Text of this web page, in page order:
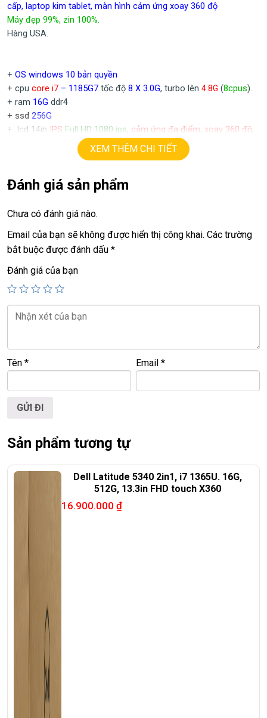
cấp, laptop kim tablet, màn hình cảm ứng xoay 360 độ
Máy đẹp 99%, zin 100%.
Hàng USA.
+ OS windows 10 bản quyền
+ cpu core i7 – 1185G7 tốc độ 8 X 3.0G, turbo lên 4.8G (8cpus).
+ ram 16G ddr4
+ ssd 256G
+ lcd 14in IPS Full HD 1080 ips cảm ứng đa điểm, xoay 360 độ
tràn viền, màu đẹp, sắc nét
+ Vga intel Iris Xe Graphics
+ Pin 5h.
💻LAPTOP TRIỀU PHÁT • UY TÍN • CHẤT LƯỢNG • GIÁ TỐT💻
📍
Địa chỉ:
60/26 Đồng Đen, P. Tân Bình, TP.HCM
🌐Website: https://laptoptrieuphat.com
XEM THÊM CHI TIẾT
Đánh giá sản phẩm
Chưa có đánh giá nào.
Email của bạn sẽ không được hiển thị công khai. Các trường
bắt buộc được đánh dấu *
Đánh giá của bạn
Tên * Email*
Sản phẩm tương tự
Dell Latitude 5340 2in1, i7 1365U. 16G,
512G, 13.3in FHD touch X360
16.900.000 ₫